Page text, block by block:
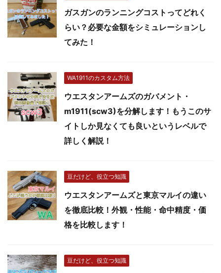
ガスガンのランニングコストってどれく
らい？必要な金額をシミュレーションし
てみた！
WA1911のカスタム方法
ウエスタンアームズのガバメント・
m1911(scw3)を分解します！もうこのサ
イトしか見なくても良いというレベルで
詳しく解説！
豆だけど、役立つ知識
ウエスタンアームズと東京マルイの違い
を徹底比較！外観・性能・命中精度・価
格を比較します！
豆だけど、役立つ知識